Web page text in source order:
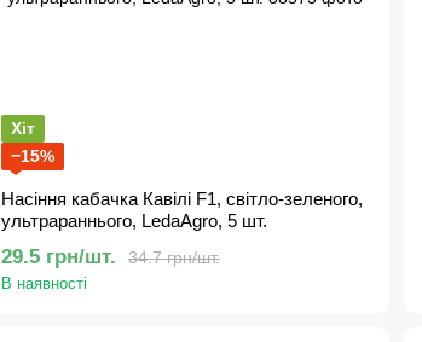
Хіт
−15%
Насіння кабачка Кавілі F1, світло-зеленого,
ультрараннього, LedaAgro, 5 шт.
34.7 грн/шт.
29.5 грн/шт.
В наявності